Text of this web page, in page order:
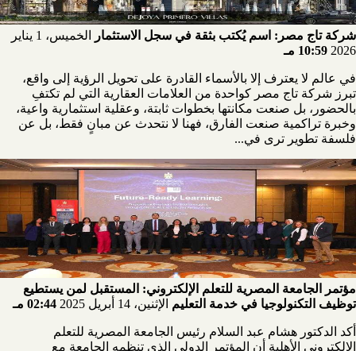
شركة تاج مصر: اسم يُكتب بثقة في سجل الاستثمار
الخميس، 1 يناير
2026 10:59 مـ
في عالم لا يعترف إلا بالأسماء القادرة على تحويل الرؤية إلى واقع،
تبرز شركة تاج مصر كواحدة من العلامات العقارية التي لم تكتفِ
بالحضور، بل صنعت مكانتها بخطوات ثابتة، وعقلية استثمارية واعية،
وخبرة تراكمية صنعت الفارق، فهنا لا نتحدث عن مبانٍ فقط، بل عن
فلسفة تطوير ترى في...
مؤتمر الجامعة المصرية للتعلم الإلكتروني: المستقبل لمن يستطيع
توظيف التكنولوجيا في خدمة التعليم الإثنين، 14 أبريل 2025 02:44 مـ
أكد الدكتور هشام عبد السلام رئيس الجامعة المصرية للتعلم
الإلكتروني الأهلية أن المؤتمر الدولي الذي تنظمه الجامعة مع